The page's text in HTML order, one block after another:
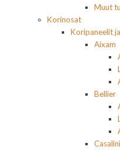
Muut
Korinosat
Koripaneelit
Aixam
Bellier
Casalini